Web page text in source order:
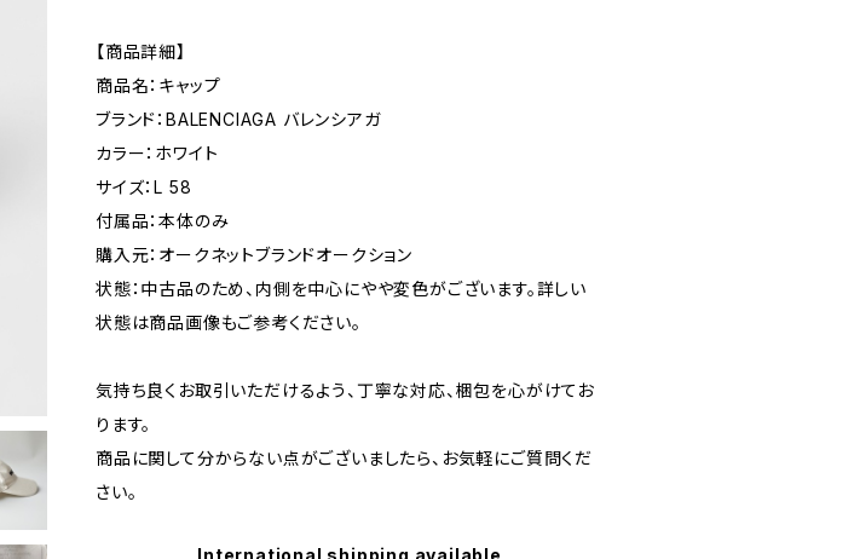
【商品詳細】
商品名：キャップ
ブランド：BALENCIAGA バレンシアガ
カラー：ホワイト
サイズ：L 58
付属品：本体のみ
購入元：オークネットブランドオークション
状態：中古品のため、内側を中心にやや変色がございます。詳しい
状態は商品画像もご参考ください。
気持ち良くお取引いただけるよう、丁寧な対応、梱包を心がけてお
ります。
商品に関して分からない点がございましたら、お気軽にご質問くだ
さい。
International shipping available